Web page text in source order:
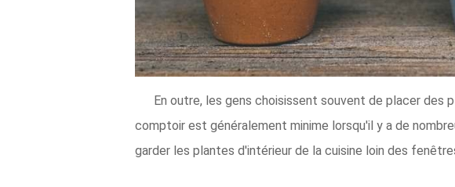
En outre, les gens choisissent souvent de placer des
comptoir est généralement minime lorsqu'il y a de
garder les plantes d'intérieur de la cuisine loin des